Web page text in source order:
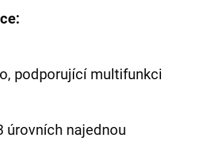
podporující multifunkci
úrovních najednou